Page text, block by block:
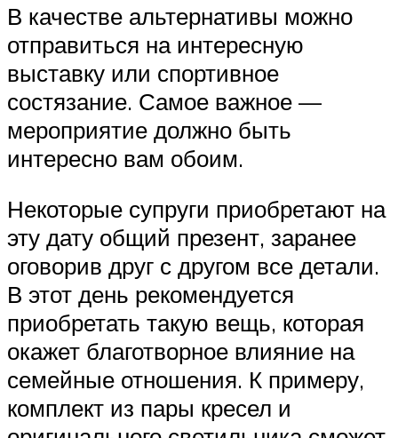
В качестве альтернативы можно
отправиться на интересную
выставку или спортивное
состязание. Самое важное —
мероприятие должно быть
интересно вам обоим.
Некоторые супруги приобретают на
эту дату общий презент, заранее
оговорив друг с другом все детали.
В этот день рекомендуется
приобретать такую вещь, которая
окажет благотворное влияние на
семейные отношения. К примеру,
комплект из пары кресел и